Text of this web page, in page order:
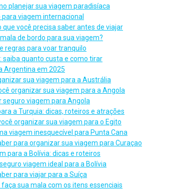
planejar sua viagem paradisíaca
viagem internacional
que você precisa saber antes de viajar
de bordo para sua viagem?
regras para voar tranquilo
saiba quanto custa e como tirar
Argentina em 2025
sua viagem para a Austrália
organizar sua viagem para a Angola
viagem para Angola
a Turquia: dicas, roteiros e atrações
organizar sua viagem para o Egito
viagem inesquecível para Punta Cana
para organizar sua viagem para Curaçao
para a Bolívia: dicas e roteiros
viagem ideal para a Bolívia
para viajar para a Suíça
sua mala com os itens essenciais